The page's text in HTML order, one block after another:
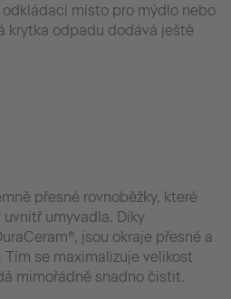
odkládací místo pro mýdlo nebo
krytka odpadu dodává ještě
přesné rovnoběžky, které
umyvadla. Díky
jsou okraje přesné a
se maximalizuje velikost
mimořádně snadno čistit.